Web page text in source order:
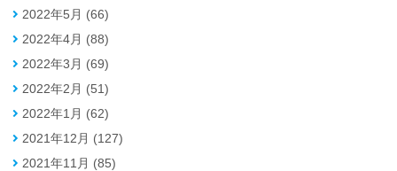
2022年5月 (66)
2022年4月 (88)
2022年3月 (69)
2022年2月 (51)
2022年1月 (62)
2021年12月 (127)
2021年11月 (85)